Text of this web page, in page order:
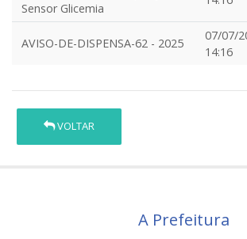
Sensor Glicemia
AVISO-DE-DISPENSA-62 - 2025
07/07/
14:16
VOLTAR
A Prefeitura